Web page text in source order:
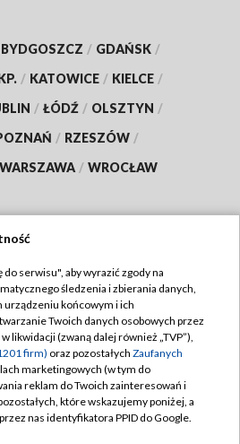
BYDGOSZCZ / GDAŃSK /
/ KATOWICE / KIELCE /
/ ŁÓDŹ / OLSZTYN /
/ RZESZÓW /
WARSZAWA / WROCŁAW
TVP
TVP
prywatności
Moje zgody
Pomoc
serwisu", aby wyrazić zgody na
śledzenia i zbierania danych,
urządzeniu końcowym i ich
Twoich danych osobowych przez
likwidacji (zwaną dalej również „TVP”),
firm) oraz pozostałych Zaufanych
marketingowych (w tym do
reklam do Twoich zainteresowań i
które wskazujemy poniżej, a
nas identyfikatora PPID do Google.